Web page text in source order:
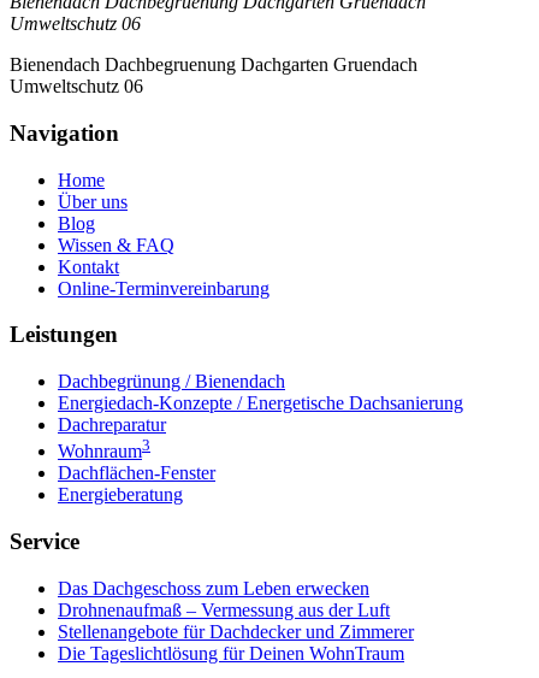
Umweltschutz 06
Bienendach Dachbegruenung Dachgarten Gruendach
Umweltschutz 06
Navigation
Home
Über uns
Blog
Wissen & FAQ
Kontakt
Online-Terminvereinbarung
Leistungen
Dachbegrünung / Bienendach
Energiedach-Konzepte / Energetische Dachsanierung
Dachreparatur
Wohnraum3
Dachflächen-Fenster
Energieberatung
Service
Das Dachgeschoss zum Leben erwecken
Drohnenaufmaß – Vermessung aus der Luft
Stellenangebote für Dachdecker und Zimmerer
Die Tageslichtlösung für Deinen WohnTraum